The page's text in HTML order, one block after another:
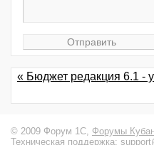
« Бюджет редакция 6.1 -
© 2009 Форум 1С, Форумы
Техническая поддержка: